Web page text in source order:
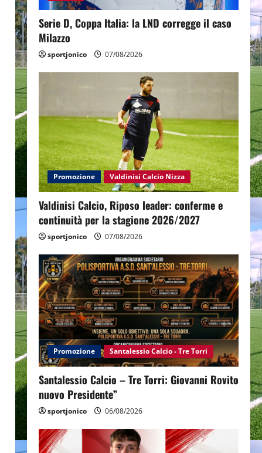
Serie D, Coppa Italia: la LND corregge il caso
Milazzo
sportjonico 07/08/2026
Promozione Valdinisi Calcio Nizza
Valdinisi Calcio, Riposo leader: conferme e
continuità per la stagione 2026/2027
sportjonico 07/08/2026
Promozione Santalessio Calcio - Tre Torri
Santalessio Calcio – Tre Torri: Giovanni Rovito
nuovo Presidente”
sportjonico 06/08/2026